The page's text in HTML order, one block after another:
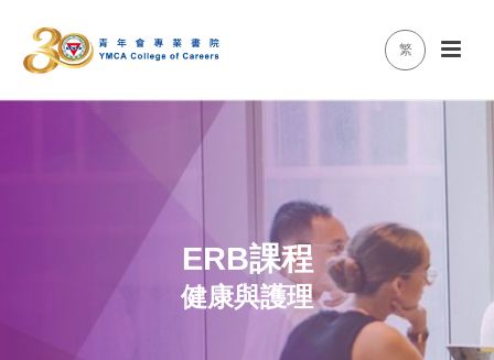
繁
ERB課程
健康與護理